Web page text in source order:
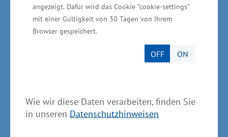
angezeigt. Dafür wird das Cookie "cookie-settings"
mit einer Gültigkeit von 30 Tagen von Ihrem
Browser gespeichert.
OFF ON
Wie wir diese Daten verarbeiten, finden Sie
in unseren Datenschutzhinweisen
Aussteller des Landes ein unverzichtbarer
Marktplatz zur Kundenpflege und zur
weltweiten Vermarktung ihrer Produkte und
Dienstleistungen“, erläuterte Glawe weiter.
Wachstumsmotor